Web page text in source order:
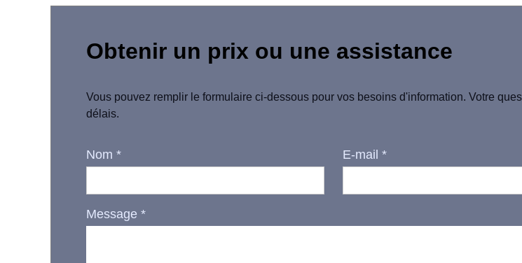
Obtenir un prix ou une assistance
Vous pouvez remplir le formulaire ci-dessous pour vos besoins d'information. Votre
délais.
Nom * E-mail *
Message *